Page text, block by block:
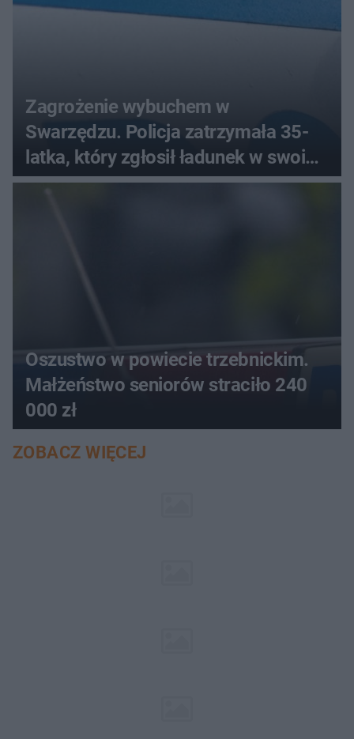
Zagrożenie wybuchem w
Swarzędzu. Policja zatrzymała 35-
latka, który zgłosił ładunek w swoim
aucie
Oszustwo w powiecie trzebnickim.
Małżeństwo seniorów straciło 240
000 zł
ZOBACZ WIĘCEJ